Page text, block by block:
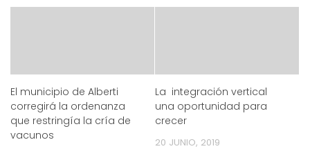
El municipio de Alberti
corregirá la ordenanza
que restringía la cría de
vacunos
La integración vertical
una oportunidad para
crecer
20 JUNIO, 2019